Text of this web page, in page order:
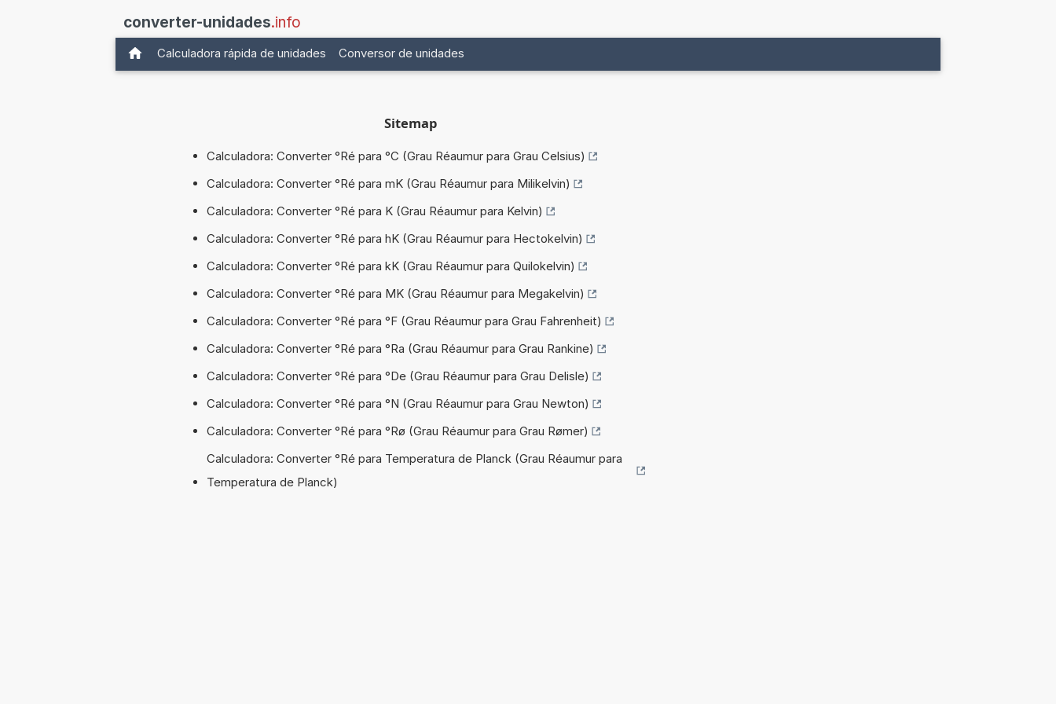
converter-unidades.info
Calculadora rápida de unidades Conversor de unidades
Sitemap
Calculadora: Converter °Ré para °C (Grau Réaumur para Grau Celsius)
Calculadora: Converter °Ré para mK (Grau Réaumur para Milikelvin)
Calculadora: Converter °Ré para K (Grau Réaumur para Kelvin)
Calculadora: Converter °Ré para hK (Grau Réaumur para Hectokelvin)
Calculadora: Converter °Ré para kK (Grau Réaumur para Quilokelvin)
Calculadora: Converter °Ré para MK (Grau Réaumur para Megakelvin)
Calculadora: Converter °Ré para °F (Grau Réaumur para Grau Fahrenheit)
Calculadora: Converter °Ré para °Ra (Grau Réaumur para Grau Rankine)
Calculadora: Converter °Ré para °De (Grau Réaumur para Grau Delisle)
Calculadora: Converter °Ré para °N (Grau Réaumur para Grau Newton)
Calculadora: Converter °Ré para °Rø (Grau Réaumur para Grau Rømer)
Calculadora: Converter °Ré para Temperatura de Planck (Grau Réaumur para
Temperatura de Planck)